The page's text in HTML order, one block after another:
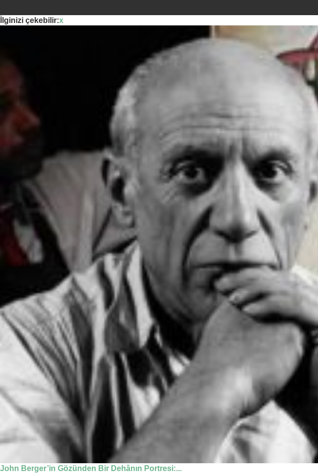
İlginizi çekebilir:x
John Berger’in Gözünden Bir Dehânın Portresi:...